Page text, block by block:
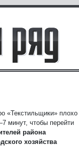
«Текстильщики» плохо
минут, чтобы перейти
района
хозяйства